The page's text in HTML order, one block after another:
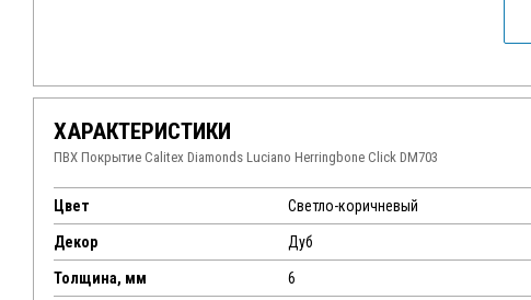
ХАРАКТЕРИСТИКИ
ПВХ Покрытие Calitex Diamonds Luciano Herringbone Click DM703
Цвет Светло-коричневый
Декор Дуб
Толщина, мм 6